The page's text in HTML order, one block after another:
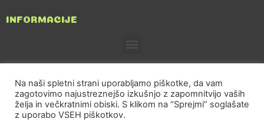
INFORMACIJE
TRGOVINA IN POSREDNIŠTVO, Tatjana Kričej S.P.
Na naši spletni strani uporabljamo piškotke, da vam
zagotovimo najustreznejšo izkušnjo z zapomnitvijo vaših
želja in večkratnimi obiski. S klikom na “Sprejmi” soglašate
z uporabo VSEH piškotkov.